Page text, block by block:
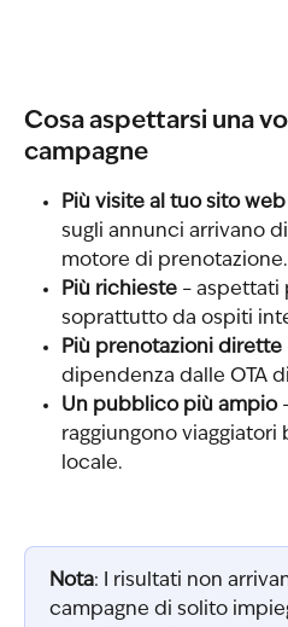
Cosa aspettarsi una
campagne
Più visite al tuo sito web
sugli annunci arrivano
motore di prenotazione.
Più richieste – aspettati
soprattutto da ospiti
Più prenotazioni dirette
dipendenza dalle OTA
Un pubblico più ampio
raggiungono
locale.
Nota: I risultati non
campagne di solito